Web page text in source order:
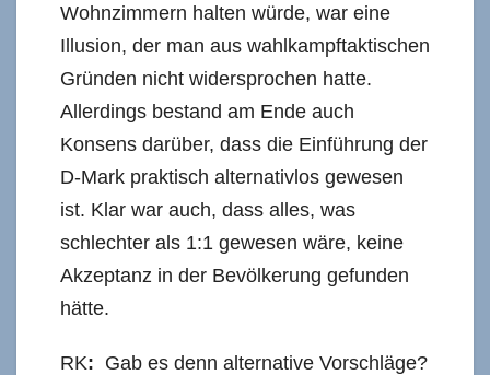
Wohnzimmern halten würde, war eine
Illusion, der man aus wahlkampftaktischen
Gründen nicht widersprochen hatte.
Allerdings bestand am Ende auch
Konsens darüber, dass die Einführung der
D-Mark praktisch alternativlos gewesen
ist. Klar war auch, dass alles, was
schlechter als 1:1 gewesen wäre, keine
Akzeptanz in der Bevölkerung gefunden
hätte.
RK: Gab es denn alternative Vorschläge?